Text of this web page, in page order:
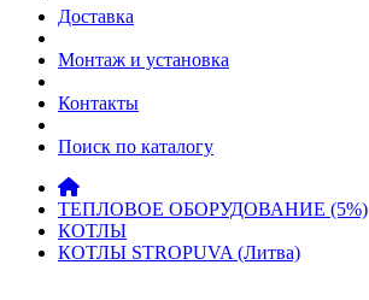
Доставка
Монтаж и установка
Контакты
Поиск по каталогу
ТЕПЛОВОЕ ОБОРУДОВАНИЕ (5%)
КОТЛЫ
КОТЛЫ STROPUVA (Литва)